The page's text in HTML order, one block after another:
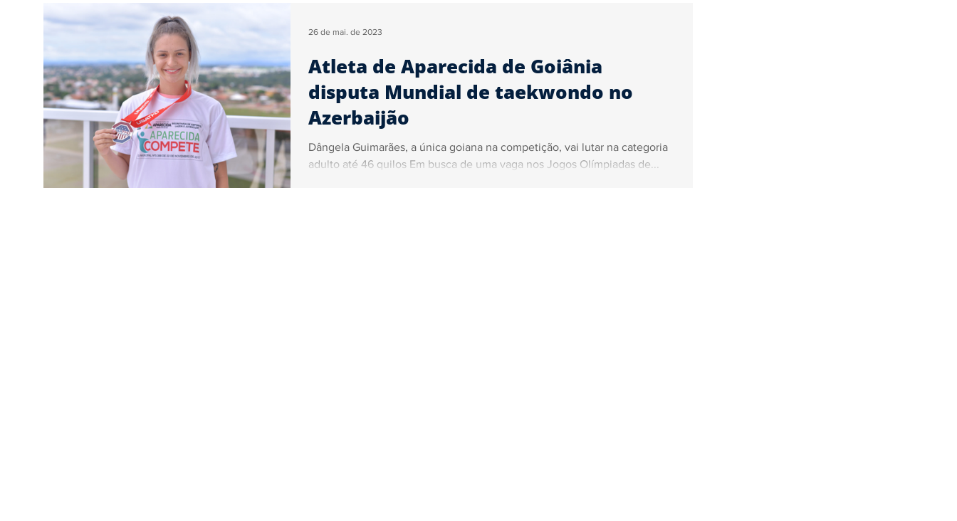
Atleta de Aparecida de Goiânia
disputa Mundial de taekwondo no
Azerbaijão
Dângela Guimarães, a única goiana na competição, vai lutar na categoria
adulto até 46 quilos Em busca de uma vaga nos Jogos Olímpiadas de...
26 de mai. de 2023